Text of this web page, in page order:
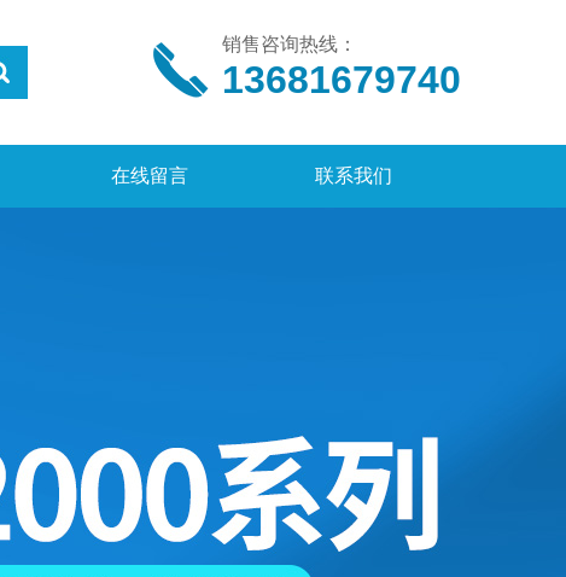
销售咨询热线：
13681679740
在线留言 联系我们